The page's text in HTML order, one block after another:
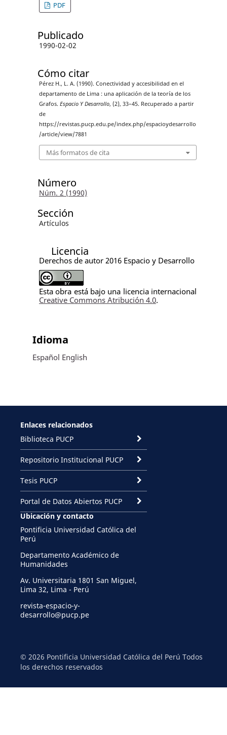
PDF
Publicado
1990-02-02
Cómo citar
Pérez H., L. A. (1990). Conectividad y accesibilidad en el
departamento de Lima : una aplicación de la teoría de los
Grafos. Espacio Y Desarrollo, (2), 33–45. Recuperado a partir
de
https://revistas.pucp.edu.pe/index.php/espacioydesarrollo
/article/view/7881
Más formatos de cita
Número
Núm. 2 (1990)
Sección
Artículos
Licencia
Derechos de autor 2016 Espacio y Desarrollo
Esta obra está bajo una licencia internacional
Creative Commons Atribución 4.0.
Idioma
Español English
Enlaces relacionados
Biblioteca PUCP
Repositorio Institucional PUCP
Tesis PUCP
Portal de Datos Abiertos PUCP
Ubicación y contacto
Pontificia Universidad Católica del
Perú
Departamento Académico de
Humanidades
Av. Universitaria 1801 San Miguel,
Lima 32, Lima - Perú
revista-espacio-y-
desarrollo@pucp.pe
© 2026 Pontificia Universidad Católica del Perú Todos
los derechos reservados